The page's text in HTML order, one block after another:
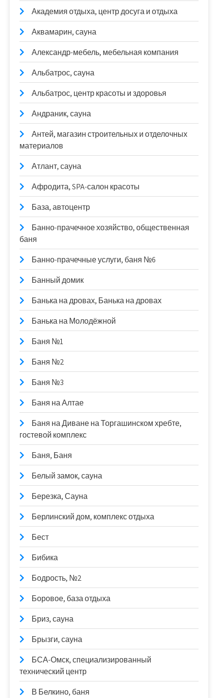
Академия отдыха, центр досуга и отдыха
Аквамарин, сауна
Александр-мебель, мебельная компания
Альбатрос, сауна
Альбатрос, центр красоты и здоровья
Андраник, сауна
Антей, магазин строительных и отделочных
материалов
Атлант, сауна
Афродита, SPA-салон красоты
База, автоцентр
Банно-прачечное хозяйство, общественная
баня
Банно-прачечные услуги, баня №6
Банный домик
Банька на дровах, Банька на дровах
Банька на Молодёжной
Баня №1
Баня №2
Баня №3
Баня на Алтае
Баня на Диване на Торгашинском хребте,
гостевой комплекс
Баня, Баня
Белый замок, сауна
Березка, Сауна
Берлинский дом, комплекс отдыха
Бест
Бибика
Бодрость, №2
Боровое, база отдыха
Бриз, сауна
Брызги, сауна
БСА-Омск, специализированный
технический центр
В Белкино, баня